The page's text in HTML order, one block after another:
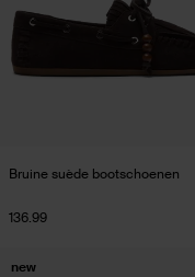
Bruine suède bootschoenen
136.99
new